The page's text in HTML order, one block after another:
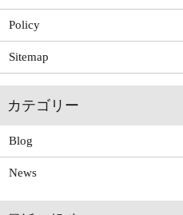
Policy
Sitemap
Blog
News